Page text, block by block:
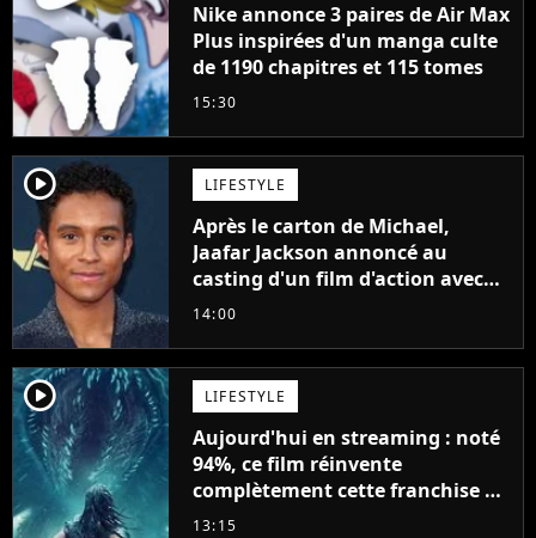
Nike annonce 3 paires de Air Max
Plus inspirées d'un manga culte
de 1190 chapitres et 115 tomes
15:30
player2 LIFESTYLE
Après le carton de Michael,
Jaafar Jackson annoncé au
casting d'un film d'action avec
Will Smith
14:00
player2 LIFESTYLE
Aujourd'hui en streaming : noté
94%, ce film réinvente
complètement cette franchise de
science-fiction vieille de 40 ans
13:15